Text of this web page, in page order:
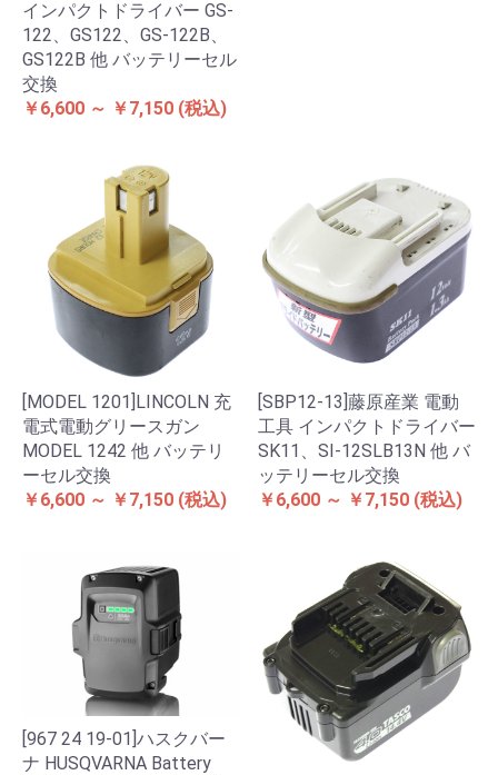
インパクトドライバー GS-
122、GS122、GS-122B、
GS122B 他 バッテリーセル
交換
￥6,600 ～ ￥7,150 (税込)
[MODEL 1201]LINCOLN 充
電式電動グリースガン
MODEL 1242 他 バッテリ
ーセル交換
￥6,600 ～ ￥7,150 (税込)
[SBP12-13]藤原産業 電動
工具 インパクトドライバー
SK11、SI-12SLB13N 他 バ
ッテリーセル交換
￥6,600 ～ ￥7,150 (税込)
[967 24 19-01]ハスクバー
ナ HUSQVARNA Battery